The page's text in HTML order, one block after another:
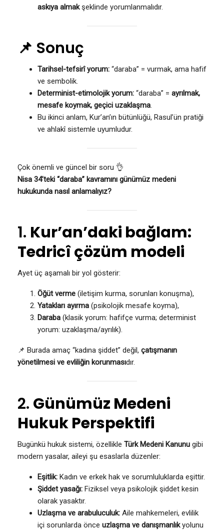
askıya almakşeklinde yorumlanmalıdır.
📌 Sonuç
Tarihsel-tefsirî yorum: “daraba” = vurmak, ama hafif
ve sembolik.
Determinist-etimolojik yorum: “daraba” = ayrılmak,
mesafe koymak, geçici uzaklaşma.
Bu ikinci anlam, Kur’an’ın bütünlüğü, Rasul’ün pratiği
ve ahlakî sistemle uyumludur.
Çok önemli ve güncel bir soru 👌
Nisa 34’teki “daraba” kavramını günümüz medeni
hukukunda nasıl anlamalıyız?
1. Kur’an’daki bağlam:
Tedricî çözüm modeli
Ayet üç aşamalı bir yol gösterir:
Öğüt verme (iletişim kurma, sorunları konuşma),
Yatakları ayırma (psikolojik mesafe koyma),
Daraba (klasik yorum: hafifçe vurma; determinist
yorum: uzaklaşma/ayrılık).
📌 Burada amaç “kadına şiddet” değil, çatışmanın
yönetilmesi ve evliliğin korunmasıdır.
2. Günümüz Medeni
Hukuk Perspektifi
Bugünkü hukuk sistemi, özellikle Türk Medeni Kanunu gibi
modern yasalar, aileyi şu esaslarla düzenler:
Eşitlik: Kadın ve erkek hak ve sorumluluklarda eşittir.
Şiddet yasağı: Fiziksel veya psikolojik şiddet kesin
olarak yasaktır.
Uzlaşma ve arabuluculuk: Aile mahkemeleri, evlilik
içi sorunlarda önce uzlaşma ve danışmanlıkyolunu